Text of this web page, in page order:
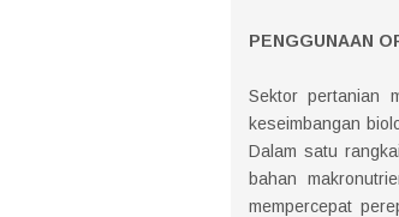
PENGGUNAAN
Sektor pertanian
keseimbangan
Dalam satu
bahan
mempercepat